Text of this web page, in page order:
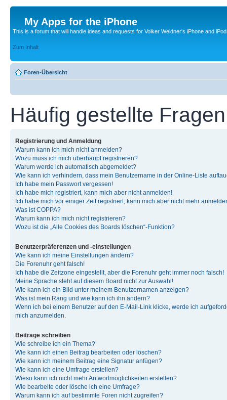
My Apps for the iPhone
This is a forum that will handle ideas and requests for Volker Weidner's iPhone and
Zum Inhalt
Foren-Übersicht
Häufig gestellte Fragen
Registrierung und Anmeldung
Warum kann ich mich nicht anmelden?
Wozu muss ich mich überhaupt registrieren?
Warum werde ich automatisch abgemeldet?
Wie kann ich verhindern, dass mein Benutzername in der Online-Liste
Ich habe mein Passwort vergessen!
Ich habe mich registriert, kann mich aber nicht anmelden!
Ich habe mich vor einiger Zeit registriert, kann mich aber nicht mehr
Was ist COPPA?
Warum kann ich mich nicht registrieren?
Wozu ist die „Alle Cookies des Boards löschen“-Funktion?
Benutzerpräferenzen und -einstellungen
Wie kann ich meine Einstellungen ändern?
Die Forenuhr geht falsch!
Ich habe die Zeitzone eingestellt, aber die Forenuhr geht immer noch falsch!
Meine Sprache steht auf diesem Board nicht zur Auswahl!
Wie kann ich ein Bild unter meinem Benutzernamen anzeigen?
Was ist mein Rang und wie kann ich ihn ändern?
Wenn ich bei einem Benutzer auf den E-Mail-Link klicke, werde ich
mich anzumelden.
Beiträge schreiben
Wie schreibe ich ein Thema?
Wie kann ich einen Beitrag bearbeiten oder löschen?
Wie kann ich meinem Beitrag eine Signatur anfügen?
Wie kann ich eine Umfrage erstellen?
Wieso kann ich nicht mehr Antwortmöglichkeiten erstellen?
Wie bearbeite oder lösche ich eine Umfrage?
Warum kann ich auf bestimmte Foren nicht zugreifen?